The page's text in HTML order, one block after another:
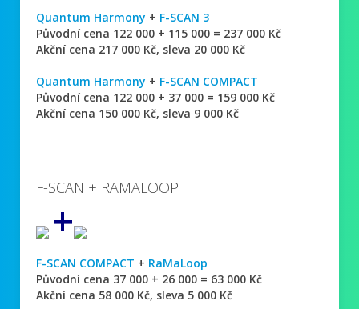
Quantum Harmony + F-SCAN 3
Původní cena 122 000 + 115 000 = 237 000 Kč
Akční cena 217 000 Kč, sleva 20 000 Kč
Quantum Harmony + F-SCAN COMPACT
Původní cena 122 000 + 37 000 = 159 000 Kč
Akční cena 150 000 Kč, sleva 9 000 Kč
F-SCAN + RAMALOOP
+
F-SCAN COMPACT + RaMaLoop
Původní cena 37 000 + 26 000 = 63 000 Kč
Akční cena 58 000 Kč, sleva 5 000 Kč